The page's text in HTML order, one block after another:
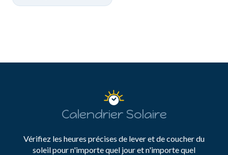
Calendrier Solaire
Vérifiez les heures précises de lever et de coucher du
soleil pour n'importe quel jour et n'importe quel